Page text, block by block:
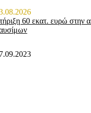
60 εκατ. ευρώ στην